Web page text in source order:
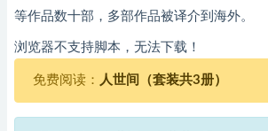
等作品数十部，多部作品被译介到海外。
浏览器不支持脚本，无法下载！
免费阅读： 人世间（套装共3册）